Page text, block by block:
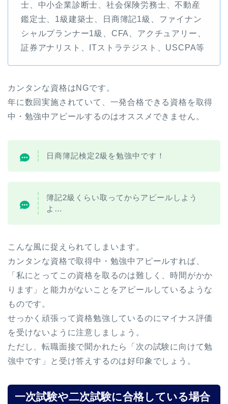
士、中小企業診断士、社会保険労務士、不動産
鑑定士、1級建築士、日商簿記1級、ファイナン
シャルプランナー1級、CFA、アクチュアリー、
証券アナリスト、ITストラテジスト、USCPA等
カンタンな資格はNGです。
年に数回実施されていて、一発合格できる資格を取得
中・勉強中アピールするのはオススメできません。
日商簿記検定2級を勉強中です！
簿記2級くらい取ってからアピールしよう
よ…
こんな風に捉えられてしまいます。
カンタンな資格で取得中・勉強中アピールすれば、
「私にとってこの資格を取るのは難しく、時間がかか
ります」と能力がないことをアピールしているような
ものです。
せっかく頑張って資格勉強しているのにマイナス評価
を受けないように注意しましょう。
ただし、転職面接で聞かれたら「次の試験に向けて勉
強中です」と受け答えするのは好印象でしょう。
一次試験や二次試験に合格している場合